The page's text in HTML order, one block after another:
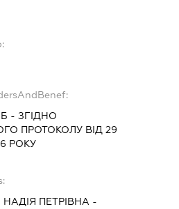
- ЗГІДНО
ПРОТОКОЛУ ВІД 29
РОКУ
ПЕТРІВНА -